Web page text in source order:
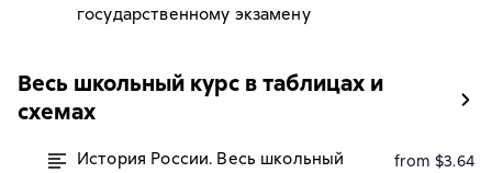
государственному экзамену
Весь школьный курс в таблицах и
схемах
История России. Весь школьный
from $3.64